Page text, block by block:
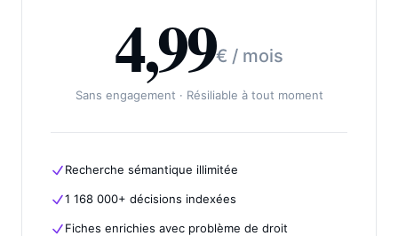
4,99€ / mois
Sans engagement · Résiliable à tout moment
Recherche sémantique illimitée
1 168 000+ décisions indexées
Fiches enrichies avec problème de droit